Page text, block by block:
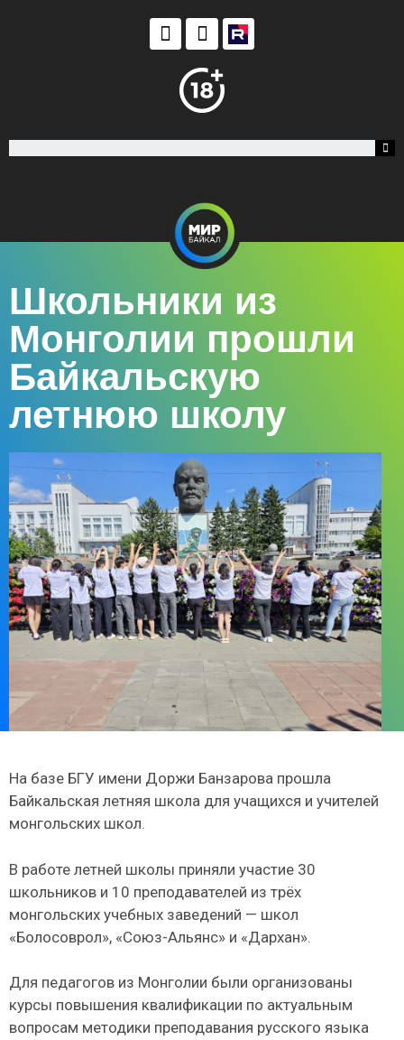
Школьники из
Монголии прошли
Байкальскую
летнюю школу
На базе БГУ имени Доржи Банзарова прошла
Байкальская летняя школа для учащихся и учителей
монгольских школ.
В работе летней школы приняли участие 30
школьников и 10 преподавателей из трёх
монгольских учебных заведений — школ
«Болосоврол», «Союз-Альянс» и «Дархан».
Для педагогов из Монголии были организованы
курсы повышения квалификации по актуальным
вопросам методики преподавания русского языка